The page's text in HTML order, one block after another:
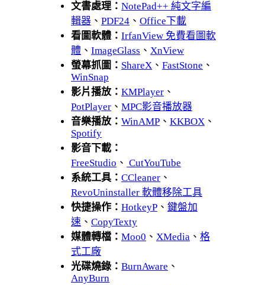
文書處理： NotePad++ 純文字編
輯器 、 PDF24 、 Office下載
看圖軟體： IrfanView 免費看圖軟
體 、 ImageGlass 、 XnView
螢幕抓圖： ShareX 、 FastStone 、
WinSnap
影片播放： KMPlayer 、
PotPlayer 、 MPC影音播放器
音樂播放： WinAMP 、 KKBOX 、
Spotify
影音下載：
FreeStudio 、 CutYouTube
系統工具： CCleaner 、
RevoUninstaller 軟體移除工具
快捷操作： HotkeyP 、 鍵盤加
速 、 CopyTexty
媒體轉檔： Moo0 、 XMedia 、 格
式工廠
光碟燒錄： BurnAware 、
AnyBurn